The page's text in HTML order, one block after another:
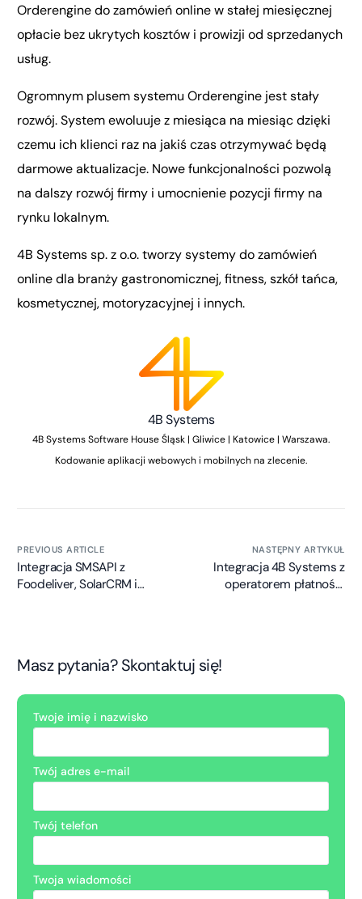
Orderengine do zamówień online w stałej miesięcznej
opłacie bez ukrytych kosztów i prowizji od sprzedanych
usług.
Ogromnym plusem systemu Orderengine jest stały
rozwój. System ewoluuje z miesiąca na miesiąc dzięki
czemu ich klienci raz na jakiś czas otrzymywać będą
darmowe aktualizacje. Nowe funkcjonalności pozwolą
na dalszy rozwój firmy i umocnienie pozycji firmy na
rynku lokalnym.
4B Systems sp. z o.o. tworzy systemy do zamówień
online dla branży gastronomicznej, fitness, szkół tańca,
kosmetycznej, motoryzacyjnej i innych.
4B Systems
4B Systems Software House Śląsk | Gliwice | Katowice | Warszawa.
Kodowanie aplikacji webowych i mobilnych na zlecenie.
PREVIOUS ARTICLE
Integracja SMSAPI z
Foodeliver, SolarCRM i
NASTĘPNY ARTYKUŁ
Integracja 4B Systems z
operatorem płatności
Masz pytania? Skontaktuj się!
Twoje imię i nazwisko
Twój adres e-mail
Twój telefon
Twoja wiadomości